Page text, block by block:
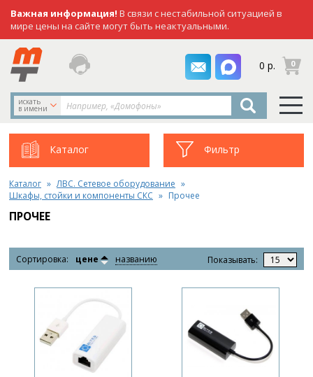
Важная информация! В связи с нестабильной ситуацией в
мире цены на сайте могут быть неактуальными.
0 р. 0
искать
в имени
Каталог Фильтр
Каталог
ЛВС. Сетевое оборудование
Шкафы, стойки и компоненты СКС
Прочее
ПРОЧЕЕ
Сортировка: цене названию Показывать: